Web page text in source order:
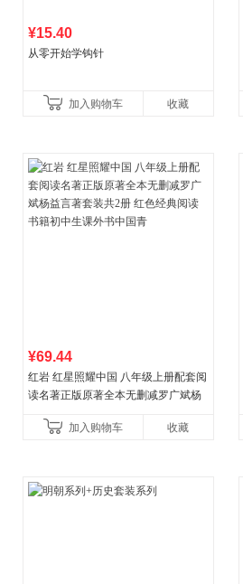
¥15.40
从零开始学钩针
加入购物车 收藏
¥69.44
红岩 红星照耀中国 八年级上册配套阅
读名著正版原著全本无删减罗广斌杨
初中生课外书中国青
加入购物车 收藏